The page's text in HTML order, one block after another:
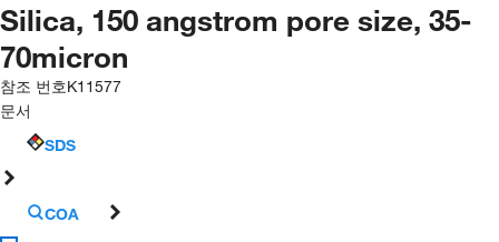
Silica, 150 angstrom pore size, 35-
70micron
참조 번호K11577
문서
SDS
COA